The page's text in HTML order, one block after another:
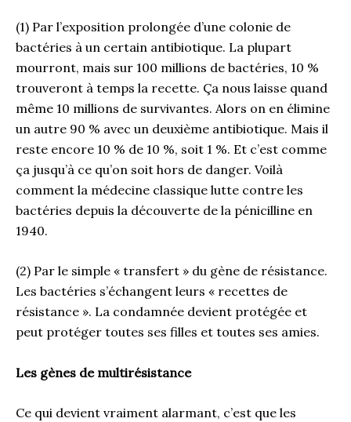
(1) Par l’exposition prolongée d’une colonie de
bactéries à un certain antibiotique. La plupart
mourront, mais sur 100 millions de bactéries, 10 %
trouveront à temps la recette. Ça nous laisse quand
même 10 millions de survivantes. Alors on en élimine
un autre 90 % avec un deuxième antibiotique. Mais il
reste encore 10 % de 10 %, soit 1 %. Et c’est comme
ça jusqu’à ce qu’on soit hors de danger. Voilà
comment la médecine classique lutte contre les
bactéries depuis la découverte de la pénicilline en
1940.
(2) Par le simple « transfert » du gène de résistance.
Les bactéries s’échangent leurs « recettes de
résistance ». La condamnée devient protégée et
peut protéger toutes ses filles et toutes ses amies.
Les gènes de multirésistance
Ce qui devient vraiment alarmant, c’est que les